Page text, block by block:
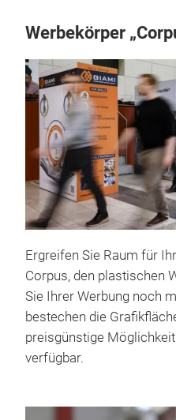
Werbekörper
Ergreifen Sie Raum für
Corpus, den plastischen
Sie Ihrer Werbung noch
bestechen die
preisgünstige
verfügbar.